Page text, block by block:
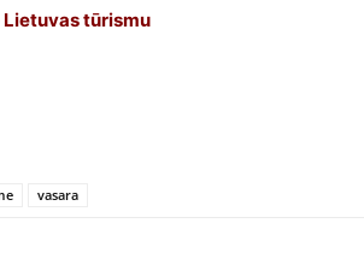
Lietuvas tūrismu
vasara